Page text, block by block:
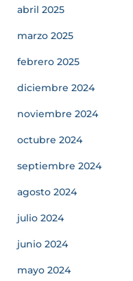
abril 2025
marzo 2025
febrero 2025
diciembre 2024
noviembre 2024
octubre 2024
septiembre 2024
agosto 2024
julio 2024
junio 2024
mayo 2024